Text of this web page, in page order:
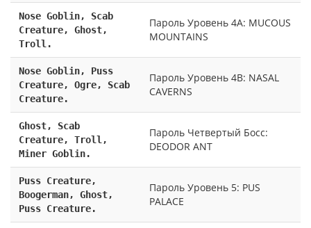
Nose Goblin, Scab
Creature, Ghost,
Troll.
Пароль Уровень 4A: MUCOUS
MOUNTAINS
Nose Goblin, Puss
Creature, Ogre, Scab
Creature.
Пароль Уровень 4B: NASAL
CAVERNS
Ghost, Scab
Creature, Troll,
Miner Goblin.
Пароль Четвертый Босс:
DEODOR ANT
Puss Creature,
Boogerman, Ghost,
Puss Creature.
Пароль Уровень 5: PUS
PALACE